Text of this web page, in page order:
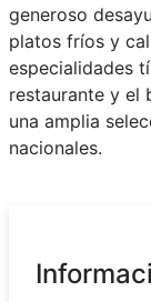
generoso
platos fríos y
especialidades
restaurante y el
una amplia
nacionales.